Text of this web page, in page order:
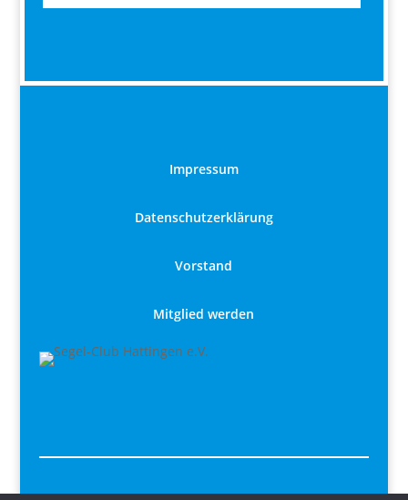
Impressum
Datenschutzerklärung
Vorstand
Mitglied werden